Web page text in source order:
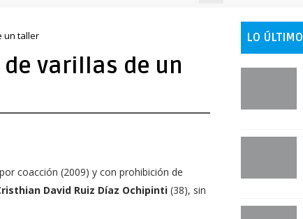
un taller
varillas de un
coacción (2009) y con prohibición de
David Ruiz Díaz Ochipinti (38), sin
LO ÚLTIMO